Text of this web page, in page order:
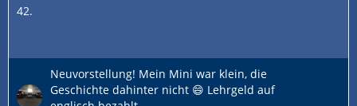
42.
Neuvorstellung! Mein Mini war klein, die
Geschichte dahinter nicht 😄 Lehrgeld auf